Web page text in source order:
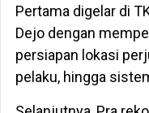
Pertama digelar di
Dejo dengan
persiapan lokasi
pelaku, hingga